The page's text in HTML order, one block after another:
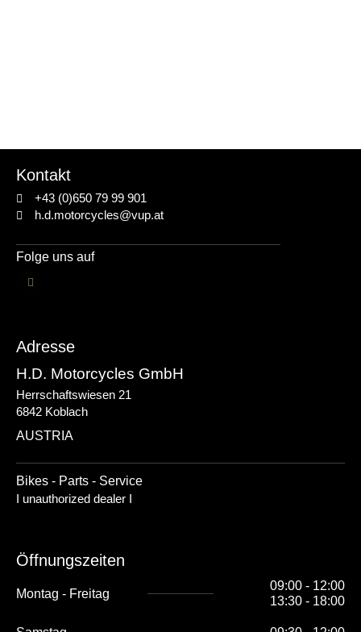
Kontakt
+43 (0)650 79 99 901
h.d.motorcycles@vup.at
Folge uns auf
n
r
a
Adresse
H.D. Motorcycles GmbH
Herrschaftswiesen 21
6842 Koblach
AUSTRIA
Bikes - Parts - Service
I unauthorized dealer I
Öffnungszeiten
Montag - Freitag
09:00 - 12:00
13:30 - 18:00